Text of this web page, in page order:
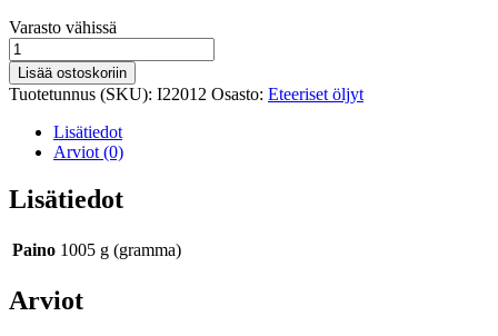
Varastosaldo
Varasto vähissä
Tutustumispaketti
II
määrä
Lisää ostoskoriin
Tuotetunnus (SKU): I22012 Osasto: Eteeriset öljyt
Lisätiedot
Arviot (0)
Lisätiedot
Paino 1005 g (gramma)
Arviot